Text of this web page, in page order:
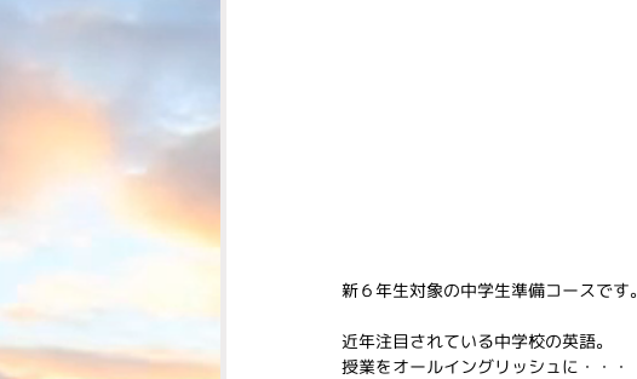
新６年生対象の中学生準備コースです。
近年注目されている中学校の英語。
授業をオールイングリッシュに・・・